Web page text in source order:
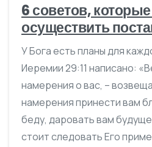
6 советов,
осуществить
У Бога есть планы для
Иеремии 29:11 написано:
намерения о вас, –
намерения принести вам
беду, даровать вам
стоит следовать Его